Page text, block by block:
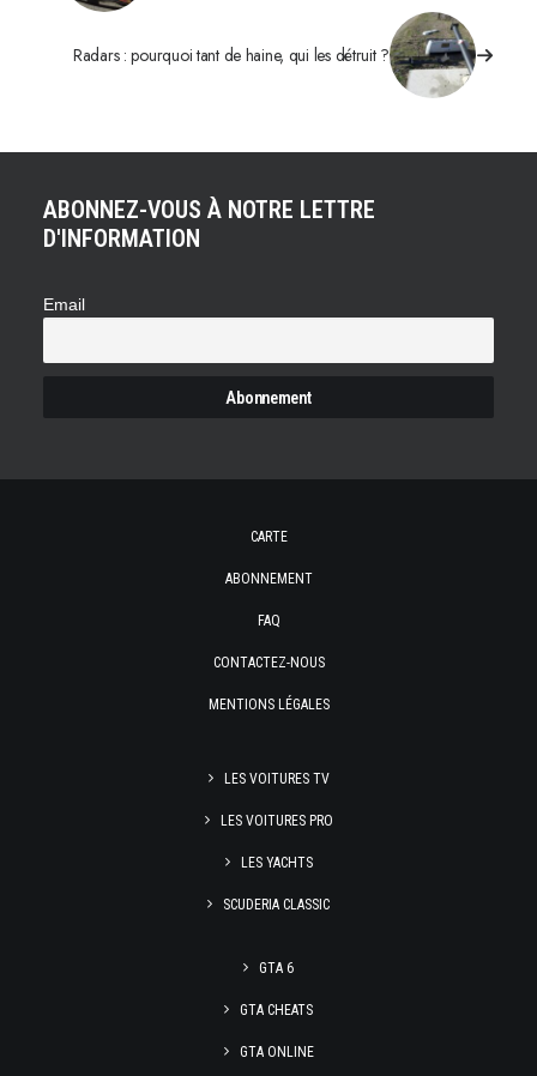
Radars : pourquoi tant de haine, qui les détruit ?
ABONNEZ-VOUS À NOTRE LETTRE
D'INFORMATION
Email
CARTE
ABONNEMENT
FAQ
CONTACTEZ-NOUS
MENTIONS LÉGALES
LES VOITURES TV
LES VOITURES PRO
LES YACHTS
SCUDERIA CLASSIC
GTA 6
GTA CHEATS
GTA ONLINE